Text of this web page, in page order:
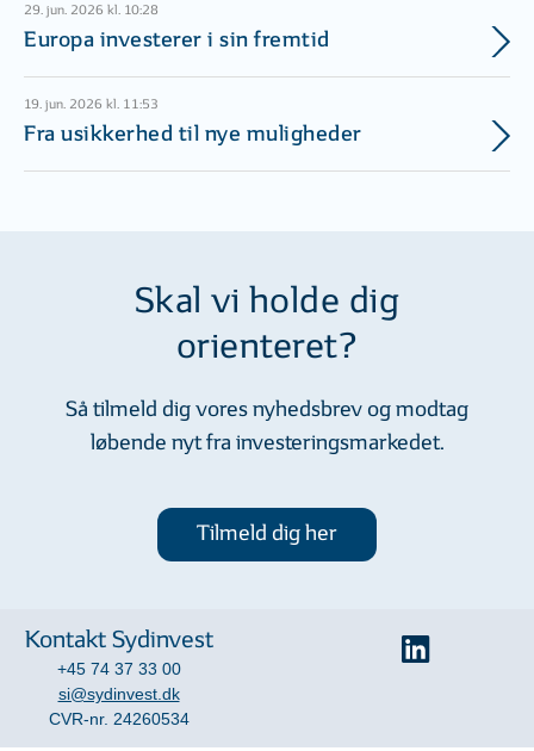
29. jun. 2026 kl. 10:28
Europa investerer i sin fremtid
19. jun. 2026 kl. 11:53
Fra usikkerhed til nye muligheder
Skal vi holde dig
orienteret?
Så tilmeld dig vores nyhedsbrev og modtag
løbende nyt fra investeringsmarkedet.
Tilmeld dig her
Kontakt Sydinvest
+45 74 37 33 00
si@sydinvest.dk
CVR-nr. 24260534